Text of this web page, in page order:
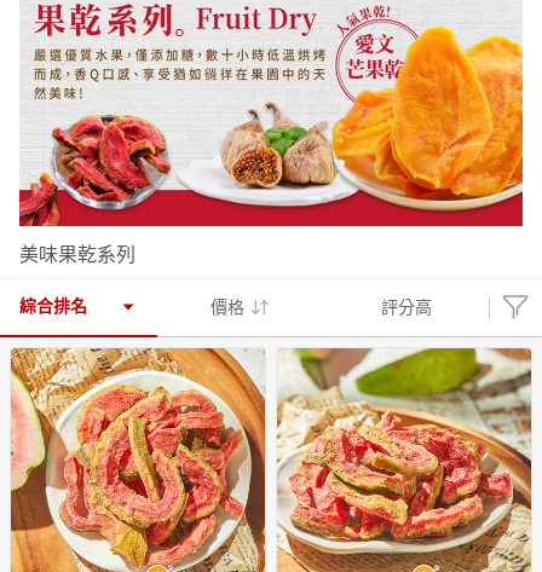
居家生活 3C家電 運動休閒 親子玩具
女裝 男裝 化妝保養 情趣用品
日本購物
美味果乾系列
綜合排名 價格 評分高